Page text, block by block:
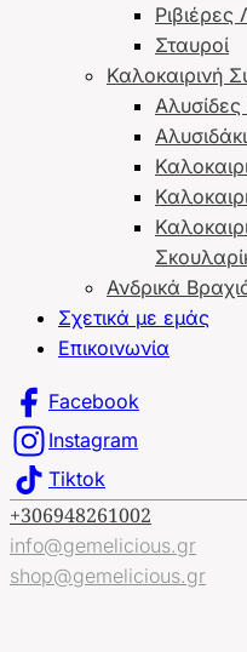
Ριβιέρες
Σταυροί
Καλοκαιρινή
Ανδρικά
Σχετικά με εμάς
Επικοινωνία
Facebook
Instagram
Tiktok
+306948261002
info@gemelicious.gr
shop@gemelicious.gr